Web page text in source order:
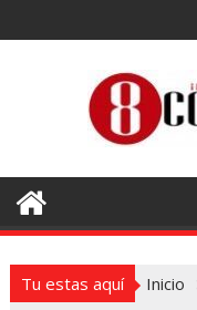
al
Tu estas aquí Inicio